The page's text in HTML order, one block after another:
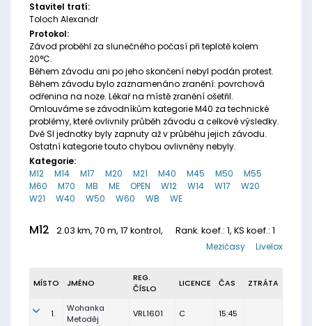
Stavitel tratí:
Toloch Alexandr
Protokol:
Závod proběhl za slunečného počasí při teplotě kolem
20°C.
Během závodu ani po jeho skončení nebyl podán protest.
Během závodu bylo zaznamenáno zranění: povrchová
odřenina na noze. Lékař na místě zranění ošetřil.
Omlouváme se závodníkům kategorie M40 za technické
problémy, které ovlivnily průběh závodu a celkové výsledky.
Dvě SI jednotky byly zapnuty až v průběhu jejich závodu.
Ostatní kategorie touto chybou ovlivněny nebyly.
Kategorie:
M12
M14 M17 M20 M21 M40 M45 M50
M55
M60
M70 MB ME OPEN W12 W14 W17
W20
W21
W40 W50 W60 WB WE
M12 2.03 km, 70 m, 17 kontrol, Rank. koef.: 1, KS koef.: 1
Livelox
Mezičasy
MÍSTO JMÉNO
REG.
ČÍSLO
LICENCE ČAS ZTRÁTA
1.
Wohanka
Metoděj
VRL1601 C 15:45